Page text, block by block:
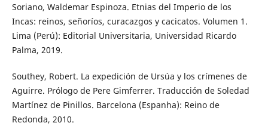
Soriano, Waldemar Espinoza. Etnias del Imperio de los
Incas: reinos, señoríos, curacazgos y cacicatos. Volumen 1.
Lima (Perú): Editorial Universitaria, Universidad Ricardo
Palma, 2019.
Southey, Robert. La expedición de Ursúa y los crímenes de
Aguirre. Prólogo de Pere Gimferrer. Traducción de Soledad
Martínez de Pinillos. Barcelona (Espanha): Reino de
Redonda, 2010.